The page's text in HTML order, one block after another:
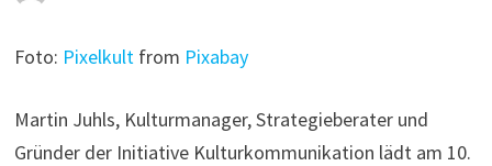
Foto: Pixelkult from Pixabay
Martin Juhls, Kulturmanager, Strategieberater und
Gründer der Initiative Kulturkommunikation lädt am 10.